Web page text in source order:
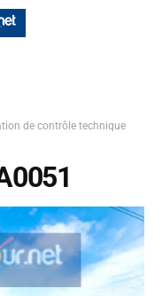
de contrôle technique